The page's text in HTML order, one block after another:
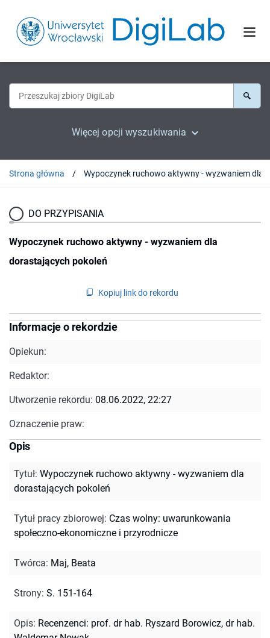
Więcej opcji wyszukiwania
Strona główna
DO PRZYPISANIA
Wypoczynek ruchowo aktywny - wyzwaniem dla
dorastających pokoleń
Kopiuj link do rekordu
Informacje o rekordzie
Opiekun:
Redaktor:
Utworzenie rekordu: 08.06.2022, 22:27
Oznaczenie praw:
Opis
Tytuł: Wypoczynek ruchowo aktywny - wyzwaniem dla
dorastających pokoleń
Tytuł pracy zbiorowej: Czas wolny: uwarunkowania
społeczno-ekonomiczne i przyrodnicze
Twórca: Maj, Beata
Strony: S. 151-164
Opis: Recenzenci: prof. dr hab. Ryszard Borowicz, dr hab.